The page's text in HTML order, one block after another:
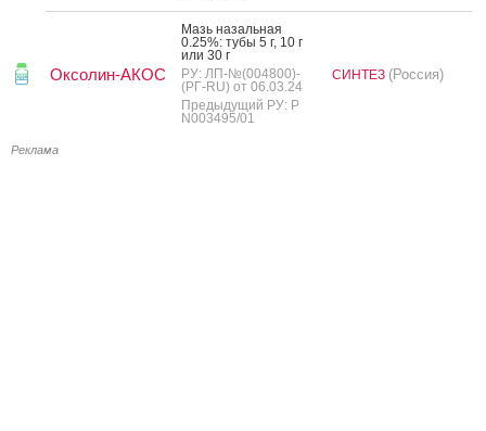
Оксолин-АКОС
Мазь на­заль­ная
0.25%: ту­бы 5 г, 10 г
или 30 г
РУ: ЛП-№(004800)-
(РГ-RU) от 06.03.24
Предыдущий РУ: Р
N003495/01
СИНТЕЗ (Россия)
Реклама